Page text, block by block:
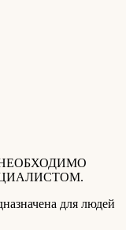
для людей